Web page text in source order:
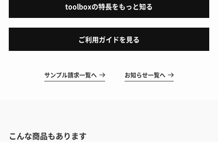
toolboxの特長をもっと知る
ご利用ガイドを見る
サンプル請求一覧へ お知らせ一覧へ
こんな商品もあります